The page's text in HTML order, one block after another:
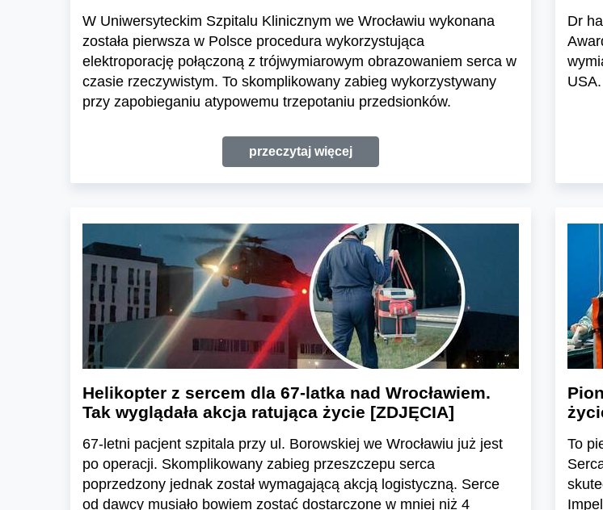
W Uniwersyteckim Szpitalu Klinicznym we Wrocławiu wykonana
została pierwsza w Polsce procedura wykorzystująca
elektroporację połączoną z trójwymiarowym obrazowaniem serca w
czasie rzeczywistym. To skomplikowany zabieg wykorzystywany
przy zapobieganiu atypowemu trzepotaniu przedsionków.
przeczytaj więcej
Dr
USA.
Helikopter z sercem dla 67-latka nad Wrocławiem.
Tak wyglądała akcja ratująca życie [ZDJĘCIA]
67-letni pacjent szpitala przy ul. Borowskiej we Wrocławiu już jest
po operacji. Skomplikowany zabieg przeszczepu serca
poprzedzony jednak został wymagającą akcją logistyczną. Serce
od dawcy musiało bowiem zostać dostarczone w mniej niż 4
To